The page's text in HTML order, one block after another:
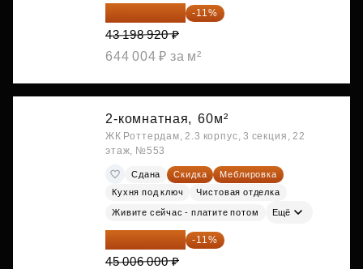
38 447 039 ₽ -11%
43 198 920 ₽
644 004 ₽ за м²
2-комнатная, 60м²
ЖК Роттердам, 2.3 корпус, 3 секция, 22
этаж, №553
Сдана Скидка
Меблировка
Кухня под ключ
Чистовая отделка
Живите сейчас - платите потом Ещё
40 055 340 ₽ -11%
45 006 000 ₽